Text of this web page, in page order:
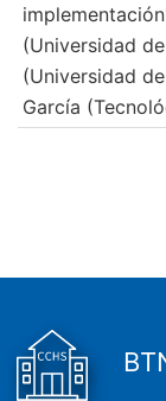
(Universidad
(Universidad
García